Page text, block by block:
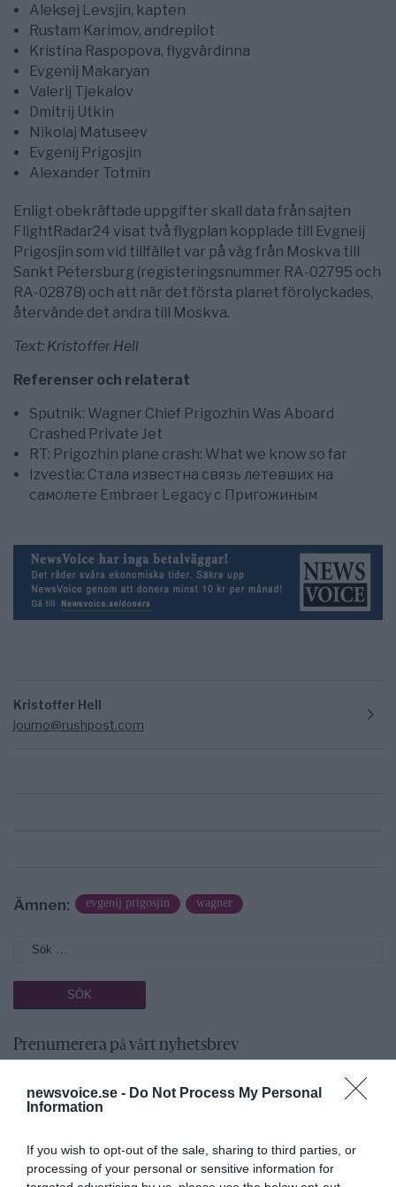
newsvoice.se - Do Not Process My Personal
Information
If you wish to opt-out of the sale, sharing to third parties, or
processing of your personal or sensitive information for
Aleksej Levsjin, kapten
Rustam Karimov, andrepilot
Kristina Raspopova, flygvärdinna
Evgenij Makaryan
Valerij Tjekalov
Dmitrij Utkin
Nikolaj Matuseev
Evgenij Prigosjin
Alexander Totmin
Enligt obekräftade uppgifter skall data från sajten
FlightRadar24 visat två flygplan kopplade till Evgneij
Prigosjin som vid tillfället var på väg från Moskva till
Sankt Petersburg (registeringsnummer RA-02795 och
RA-02878) och att när det första planet förolyckades,
återvände det andra till Moskva.
Text: Kristoffer Hell
Referenser och relaterat
Sputnik: Wagner Chief Prigozhin Was Aboard
Crashed Private Jet
RT: Prigozhin plane crash: What we know so far
Izvestia: Стала известна связь летевших на
самолете Embraer Legacy с Пригожиным
Kristoffer Hell
journo@rushpost.com
Ämnen: evgenij prigosjin wagner
Prenumerera på vårt nyhetsbrev
Få NewsVoice nyhets-mail